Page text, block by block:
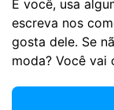
E você, usa
escreva nos
gosta dele. Se
moda? Você vai